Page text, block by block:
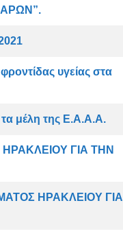
υγείας στα
τα μέλη της Ε.Α.Α.Α.
ΓΙΑ ΤΗΝ
ΗΡΑΚΛΕΙΟΥ ΓΙΑ